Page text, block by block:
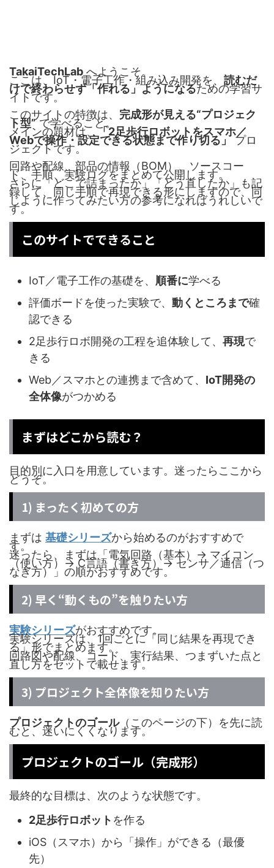
TakaiTechLab へようこそ。
ここは、IoT・電子工作・組み込み開発を、 読むだ
けで終わらせず「作れる」ようになるための学習サ
イトです。
このサイトの特徴は、 完成形が見える“プロジェク
ト型”で学べること。
メインの題材は、「2足歩行ロボットをスマホ／
Webで操作・設定できる状態まで作り切る」 プロ
ジェクトです。
回路や配線、部品の情報（BOM）、ソースコー
ド、手順、実験ログをまとめて公開します。
さらに「どこで詰まったか」「どう直したか」も記
録して、同じ手順で再現できる形にしますので、同
じように作ってみたい方の参考になればうれしいで
す。
このサイトでできること
IoT／電子工作の基礎を、 順番に学べる
評価ボードを使った実験で、 動くところまで確
認できる
2足歩行ロボ開発の工程を追体験して、 再現で
きる
Web／スマホとの連携まで含めて、 IoT開発の
全体像がつかめる
まずはどこから読む？
目的別に入口を用意しています。迷ったらここから
どうぞ。
1) まったく初めての方
まずは 基礎シリーズから始めるのがおすすめで
す。
迷ったら、まずは「電気回路（基本）→ マイコン
（使い方）→ C言語（書き方）→ センサ／通信（つ
なぎ方）」の順がおすすめです。
2) 早く“動くもの”を触りたい方
実験シリーズがおすすめです。
実験シリーズは、1回ごとに「同じ結果を再現でき
る」形でまとめます。
回路図や配線、コード、実行結果、つまずいた点と
直し方をセットで載せます。
3) プロジェクト全体像を知りたい方
プロジェクトのゴール（このページの下）を先に読
むと、迷いにくくなります。
プロジェクトのゴール（完成形）
最終的な目標は、次のような状態です。
2足歩行ロボット を作る
iOS（スマホ）から「操作」ができる（最優
先）